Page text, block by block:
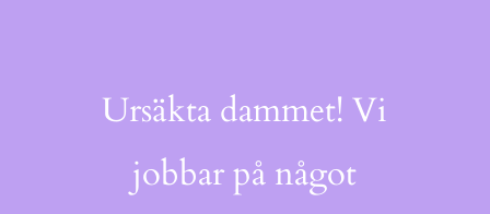
Ursäkta dammet! Vi
jobbar på något